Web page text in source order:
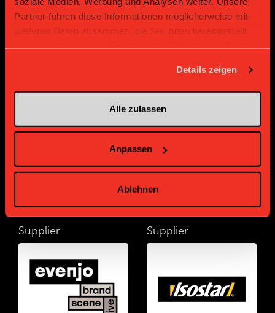
Partner führen diese Informationen möglicherweise mit
weiteren Daten zusammen, die Sie ihnen bereitgestellt
Details zeigen
Alle zulassen
Anpassen
Ablehnen
Supplier Supplier
Supplier Supplier